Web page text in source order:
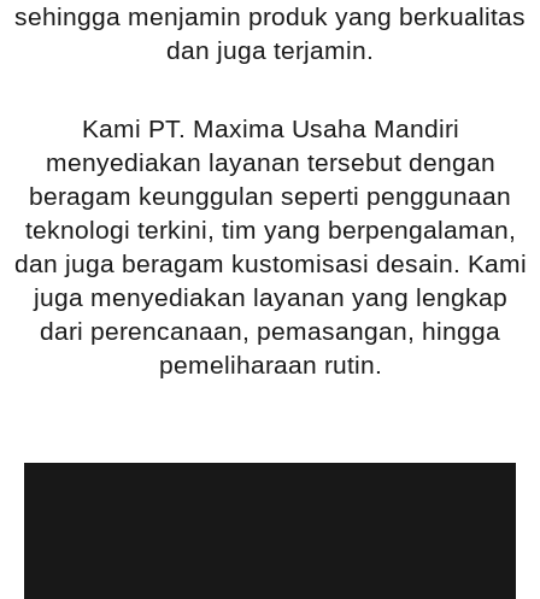
sehingga menjamin produk yang berkualitas
dan juga terjamin.
Kami PT. Maxima Usaha Mandiri
menyediakan layanan tersebut dengan
beragam keunggulan seperti penggunaan
teknologi terkini, tim yang berpengalaman,
dan juga beragam kustomisasi desain. Kami
juga menyediakan layanan yang lengkap
dari perencanaan, pemasangan, hingga
pemeliharaan rutin.